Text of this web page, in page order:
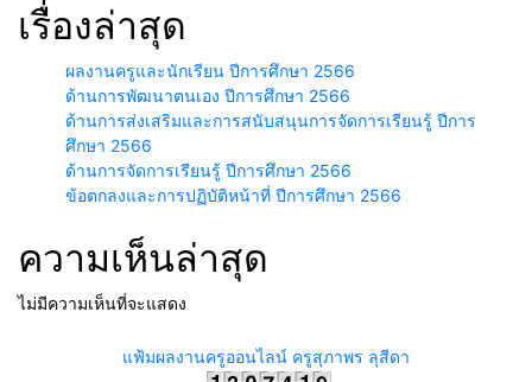
เรื่องล่าสุด
ผลงานครูและนักเรียน ปีการศึกษา 2566
ด้านการพัฒนาตนเอง ปีการศึกษา 2566
ด้านการส่งเสริมและการสนับสนุนการจัดการเรียนรู้ ปีการ
ศึกษา 2566
ด้านการจัดการเรียนรู้ ปีการศึกษา 2566
ข้อตกลงและการปฏิบัติหน้าที่ ปีการศึกษา 2566
ความเห็นล่าสุด
ไม่มีความเห็นที่จะแสดง
แฟ้มผลงานครูออนไลน์ ครูสุภาพร ลุสีดา